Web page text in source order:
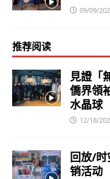
09/09/
推荐阅读
見證「
僑界領
水晶球
12/18/
回放/时
销活动